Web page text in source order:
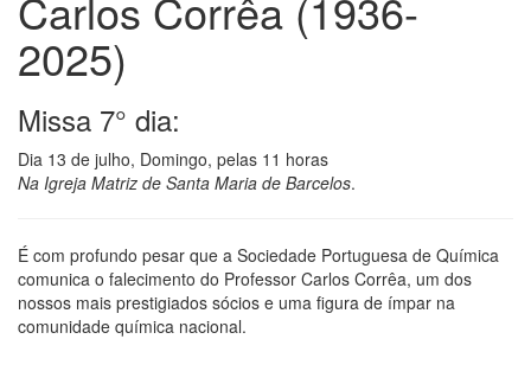
2025)
Missa 7° dia:
Dia 13 de julho, Domingo, pelas 11 horas
Na Igreja Matriz de Santa Maria de Barcelos.
É com profundo pesar que a Sociedade Portuguesa de Química
comunica o falecimento do Professor Carlos Corrêa, um dos
nossos mais prestigiados sócios e uma figura de ímpar na
comunidade química nacional.